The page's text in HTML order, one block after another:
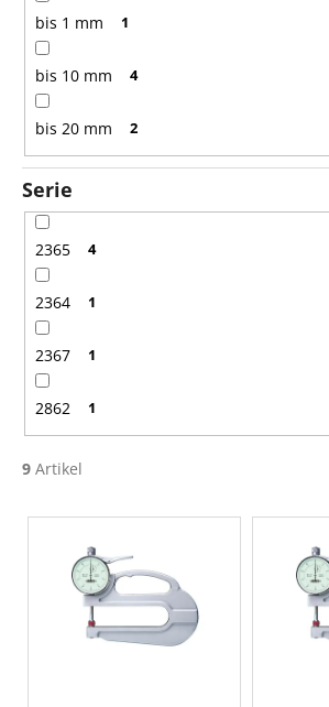
bis 1 mm 1
bis 10 mm 4
bis 20 mm 2
Serie
2365 4
2364 1
2367 1
2862 1
9 Artikel
L